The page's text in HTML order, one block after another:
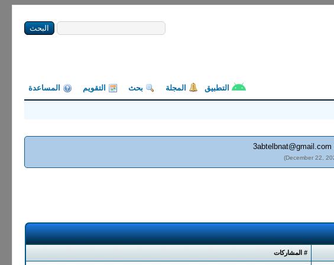
التطبيق المجلة بحث التقويم المساعدة
3abtelbnat@gmail.com
# المشاركات